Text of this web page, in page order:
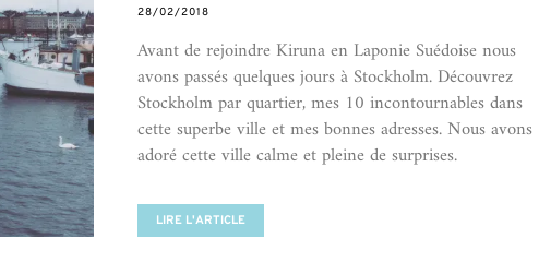
28/02/2018
Avant de rejoindre Kiruna en Laponie Suédoise nous
avons passés quelques jours à Stockholm. Découvrez
Stockholm par quartier, mes 10 incontournables dans
cette superbe ville et mes bonnes adresses. Nous avons
adoré cette ville calme et pleine de surprises.
LIRE L'ARTICLE